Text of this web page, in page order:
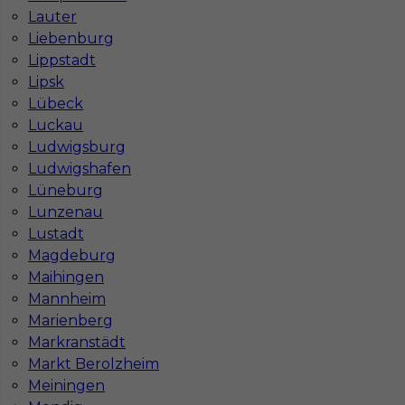
Lauter
Liebenburg
Lippstadt
Lipsk
Lübeck
Luckau
Ludwigsburg
Ludwigshafen
Lüneburg
Lunzenau
Lustadt
Magdeburg
Maihingen
Mannheim
Marienberg
Markranstädt
Markt Berolzheim
Meiningen
Praca Hannover
Praca Dortmund
Praca Magdeburg